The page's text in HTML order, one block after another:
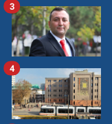
3
4